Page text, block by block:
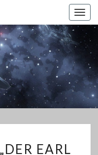
GRIMM
EARL